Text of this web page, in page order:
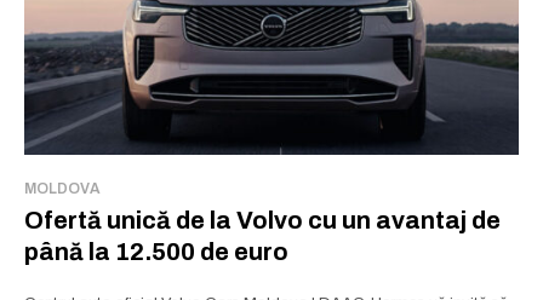
MOLDOVA
Ofertă unică de la Volvo cu un avantaj de
până la 12.500 de euro